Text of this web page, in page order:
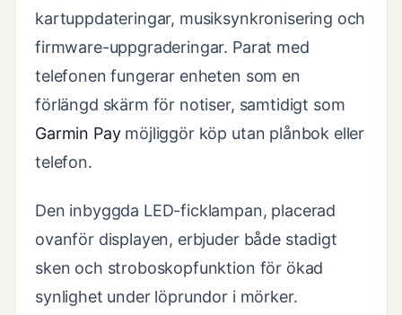
kartuppdateringar, musiksynkronisering och
firmware-uppgraderingar. Parat med
telefonen fungerar enheten som en
förlängd skärm för notiser, samtidigt som
Garmin Paymöjliggör köp utan plånbok eller
telefon.
Den inbyggda LED-ficklampan, placerad
ovanför displayen, erbjuder både stadigt
sken och stroboskopfunktion för ökad
synlighet under löprundor i mörker.